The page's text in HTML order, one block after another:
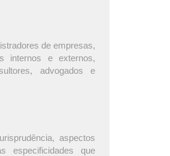
de empresas,
internos e externos,
advogados e
aspectos
especificidades que